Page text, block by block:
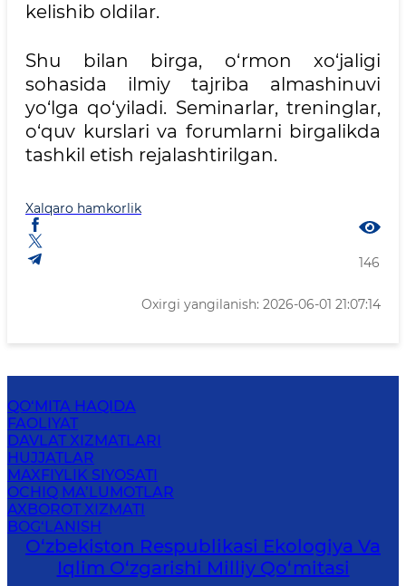
kelishib oldilar.
Shu bilan birga, o‘rmon xo‘jaligi
sohasida ilmiy tajriba almashinuvi
yo‘lga qo‘yiladi. Seminarlar, treninglar,
o‘quv kurslari va forumlarni birgalikda
tashkil etish rejalashtirilgan.
Xalqaro hamkorlik
146
Oxirgi yangilanish: 2026-06-01 21:07:14
QO‘MITA HAQIDA
FAOLIYAT
DAVLAT XIZMATLARI
HUJJATLAR
MAXFIYLIK SIYOSATI
OCHIQ MA’LUMOTLAR
AXBOROT XIZMATI
BOG‘LANISH
O‘zbekiston Respublikasi Ekologiya Va
Iqlim O‘zgarishi Milliy Qo‘mitasi